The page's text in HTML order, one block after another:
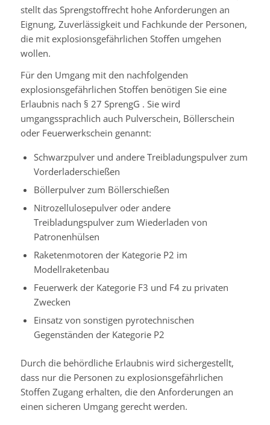
stellt das Sprengstoffrecht hohe Anforderungen an
Eignung, Zuverlässigkeit und Fachkunde der Personen,
die mit explosionsgefährlichen Stoffen umgehen
wollen.
Für den Umgang mit den nachfolgenden
explosionsgefährlichen Stoffen benötigen Sie eine
Erlaubnis nach § 27 SprengG . Sie wird
umgangssprachlich auch Pulverschein, Böllerschein
oder Feuerwerkschein genannt:
Schwarzpulver und andere Treibladungspulver zum
Vorderladerschießen
Böllerpulver zum Böllerschießen
Nitrozellulosepulver oder andere
Treibladungspulver zum Wiederladen von
Patronenhülsen
Raketenmotoren der Kategorie P2 im
Modellraketenbau
Feuerwerk der Kategorie F3 und F4 zu privaten
Zwecken
Einsatz von sonstigen pyrotechnischen
Gegenständen der Kategorie P2
Durch die behördliche Erlaubnis wird sichergestellt,
dass nur die Personen zu explosionsgefährlichen
Stoffen Zugang erhalten, die den Anforderungen an
einen sicheren Umgang gerecht werden.